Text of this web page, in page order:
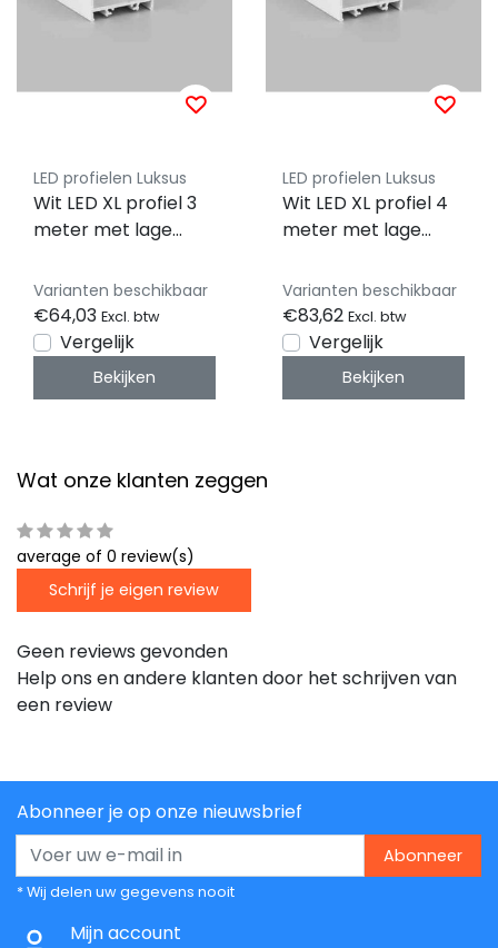
LED profielen Luksus
Wit LED XL profiel 3
meter met lage
29,6mm - XL11WIT
Varianten beschikbaar
€64,03 Excl. btw
Vergelijk
Bekijken
LED profielen Luksus
Wit LED XL profiel 4
meter met lage
29,6mm - XL11WIT
Varianten beschikbaar
€83,62 Excl. btw
Vergelijk
Bekijken
Wat onze klanten zeggen
average of 0 review(s)
Schrijf je eigen review
Geen reviews gevonden
Help ons en andere klanten door het schrijven van
een review
Abonneer je op onze nieuwsbrief
Abonneer
* Wij delen uw gegevens nooit
Mijn account